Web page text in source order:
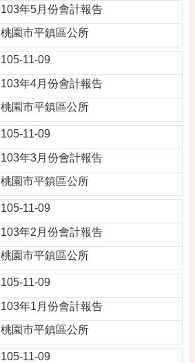
103年5月份會計報告
桃園市平鎮區公所
105-11-09
103年4月份會計報告
桃園市平鎮區公所
105-11-09
103年3月份會計報告
桃園市平鎮區公所
105-11-09
103年2月份會計報告
桃園市平鎮區公所
105-11-09
103年1月份會計報告
桃園市平鎮區公所
105-11-09